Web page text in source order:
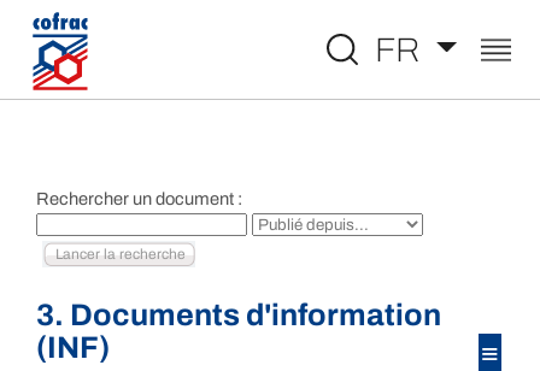
Aller au contenu
FR
Rechercher un document :
3. Documents d'information
(INF)
≡